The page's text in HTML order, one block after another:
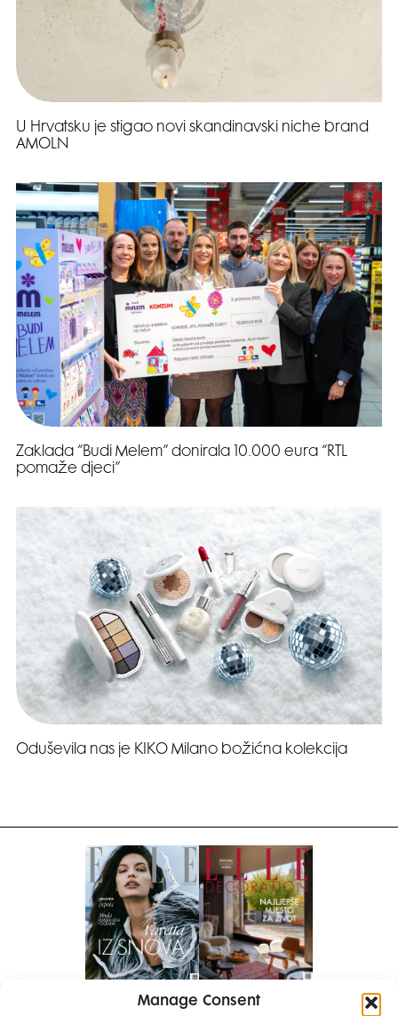
Manage Consent
U Hrvatsku je stigao novi skandinavski niche brand
AMOLN
Zaklada “Budi Melem” donirala 10.000 eura “RTL
pomaže djeci”
Oduševila nas je KIKO Milano božićna kolekcija
Pretplati se na časopis